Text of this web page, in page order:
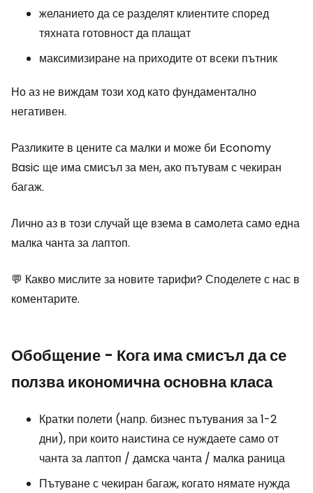
желанието да се разделят клиентите според
тяхната готовност да плащат
максимизиране на приходите от всеки пътник
Но аз не виждам този ход като фундаментално
негативен.
Разликите в цените са малки и може би Economy
Basic ще има смисъл за мен, ако пътувам с чекиран
багаж.
Лично аз в този случай ще взема в самолета само една
малка чанта за лаптоп.
💬 Какво мислите за новите тарифи? Споделете с нас в
коментарите.
Обобщение - Кога има смисъл да се
ползва икономична основна класа
Кратки полети (напр. бизнес пътувания за 1-2
дни), при които наистина се нуждаете само от
чанта за лаптоп / дамска чанта / малка раница
Пътуване с чекиран багаж, когато нямате нужда